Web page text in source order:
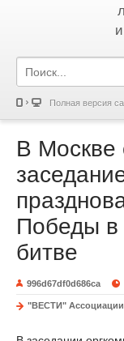
Полная версия
В Москве
Победы в
битве
996d67df0d686ca
"ВЕСТИ" Ассоциации